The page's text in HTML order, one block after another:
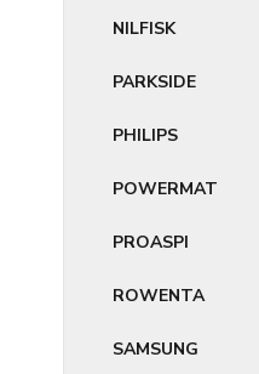
NILFISK
PARKSIDE
PHILIPS
POWERMAT
PROASPI
ROWENTA
SAMSUNG